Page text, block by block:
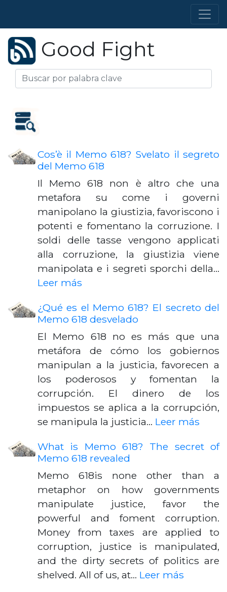
Good Fight
Cos’è il Memo 618? Svelato il segreto
del Memo 618
Il Memo 618 non è altro che una
metafora su come i governi
manipolano la giustizia, favoriscono i
potenti e fomentano la corruzione. I
soldi delle tasse vengono applicati
alla corruzione, la giustizia viene
manipolata e i segreti sporchi della…
Leer más
¿Qué es el Memo 618? El secreto del
Memo 618 desvelado
El Memo 618 no es más que una
metáfora de cómo los gobiernos
manipulan a la justicia, favorecen a
los poderosos y fomentan la
corrupción. El dinero de los
impuestos se aplica a la corrupción,
se manipula la justicia… Leer más
What is Memo 618? The secret of
Memo 618 revealed
Memo 618is none other than a
metaphor on how governments
manipulate justice, favor the
powerful and foment corruption.
Money from taxes are applied to
corruption, justice is manipulated,
and the dirty secrets of politics are
shelved. All of us, at… Leer más